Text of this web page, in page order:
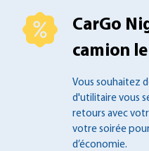
CarGo
camion
Vous souhaitez
d'utilitaire vous
retours avec
votre soirée
d’économie.